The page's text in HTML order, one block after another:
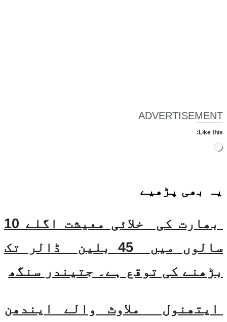
ADVERTISEMENT
Like this:
Loading…
یہ بھی پڑھیے
بھارت کی خلائی معیشت اگلے 10
سالوں میں 45 بلین ڈالر تک
بڑھنے کی توقع ہے۔ جتیندر سنگھ
ایتھنول ملاوٹ والے ایندھن